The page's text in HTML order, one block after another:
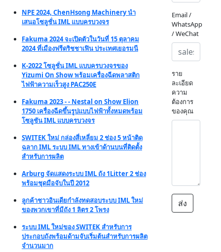
NPE 2024, ChenHsong Machinery นำ
เสนอโซลูชั่น IML แบบครบวงจร
Fakuma 2024 จะเปิดตัวในวันที่ 15 ตุลาคม
2024 ที่เมืองฟรีดริชชาเฟิน ประเทศเยอรมนี
K-2022 โซลูชั่น IML แบบครบวงจรของ
Yizumi On Show พร้อมเครื่องฉีดพลาสติก
ไฟฟ้าความเร็วสูง PAC250E
Fakuma 2023 - - Nestal on Show Elion
1750 เครื่องฉีดขึ้นรูปแบบไฟฟ้าทั้งหมดพร้อม
โซลูชัน IML แบบครบวงจร
SWITEK ใหม่ กล่องสี่เหลี่ยม 2 ช่อง 5 หน้าติด
ฉลาก IML ระบบ IML ทางเข้าด้านบนที่ติดตั้ง
สำหรับการผลิต
Arburg จัดแสดงระบบ IML ถัง 1Litter 2 ช่อง
พร้อมชุดมือจับในปี 2012
ลูกค้าชาวอินเดียกำลังทดสอบระบบ IML ใหม่
ของพวกเขาที่มีถัง 1 ลิตร 2 โพรง
ระบบ IML ใหม่ของ SWITEK สำหรับการ
ประกอบถังพร้อมด้ามจับเริ่มต้นสำหรับการผลิต
จำนวนมาก
Email /
WhatsApp
/ WeChat
ราย
ละเอียด
ความ
ต้องการ
ของคุณ
ส่ง